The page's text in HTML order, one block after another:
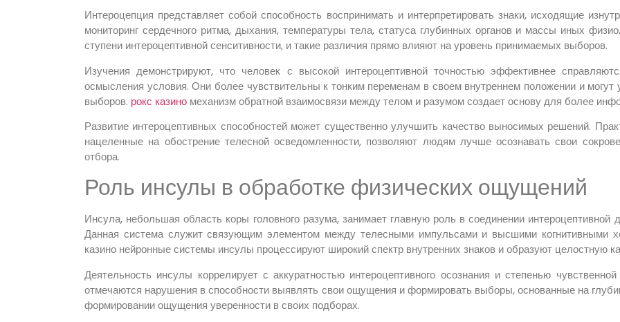
Интероцепция представляет собой способность воспринимать и интерпретировать знаки, исходящие
мониторинг сердечного ритма, дыхания, температуры тела, статуса глубинных органов и массы иных
ступени интероцептивной сенситивности, и такие различия прямо влияют на уровень принимаемых выборов.
Изучения демонстрируют, что человек с высокой интероцептивной точностью эффективнее
осмысления условия. Они более чувствительны к тонким переменам в своем внутреннем положении и могут
выборов. рокс казино механизм обратной взаимосвязи между телом и разумом создает основу для более
Развитие интероцептивных способностей может существенно улучшить качество выносимых решений.
нацеленные на обострение телесной осведомленности, позволяют людям лучше осознавать свои
отбора.
Роль инсулы в обработке физических ощущений
Инсула, небольшая область коры головного разума, занимает главную роль в соединении
Данная система служит связующим элементом между телесными импульсами и высшими когнитивными
казино нейронные системы инсулы процессируют широкий спектр внутренних знаков и образуют целостную
Деятельность инсулы коррелирует с аккуратностью интероцептивного осознания и степенью
отмечаются нарушения в способности выявлять свои ощущения и формировать выборы, основанные на
формировании ощущения уверенности в своих подборах.